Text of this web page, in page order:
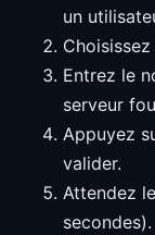
un
Entrez le
serveur
Appuyez
valider.
Attendez
secondes).